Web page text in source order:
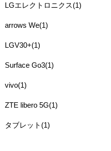
LGエレクトロニクス(1)
arrows We(1)
LGV30+(1)
Surface Go3(1)
vivo(1)
ZTE libero 5G(1)
タブレット(1)